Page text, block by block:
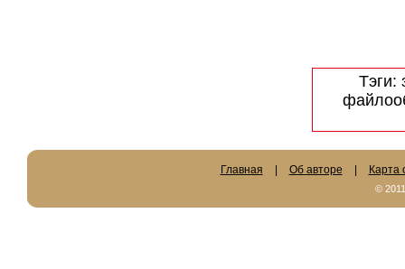
Тэги:
Главная Об авторе Карта
©